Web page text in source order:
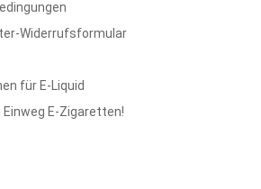
Widerrufsformular
für E-Liquid
E-Zigaretten!